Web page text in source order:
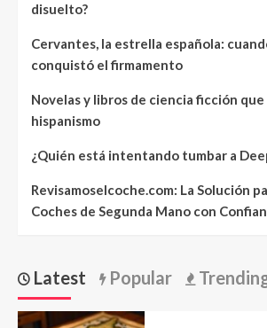
disuelto?
Cervantes, la estrella española:
conquistó el firmamento
Novelas y libros de ciencia ficción
hispanismo
¿Quién está intentando tumbar a
Revisamoselcoche.com: La Solución
Coches de Segunda Mano con
Latest Popular